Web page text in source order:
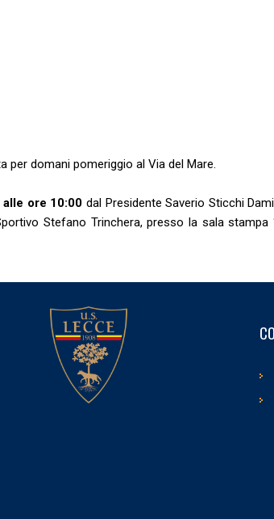
per domani pomeriggio al Via del Mare.
alle ore 10:00 dal Presidente Saverio Sticchi
Stefano Trinchera, presso la sala stampa